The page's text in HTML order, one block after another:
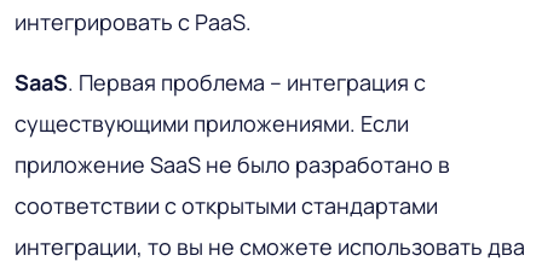
интегрировать с PaaS.
SaaS. Первая проблема – интеграция с
существующими приложениями. Если
приложение SaaS не было разработано в
соответствии с открытыми стандартами
интеграции, то вы не сможете использовать два